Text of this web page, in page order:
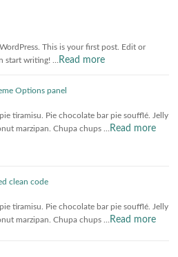
This is your first post. Edit or
start writing! …
Read more
Options panel
tiramisu. Pie chocolate bar pie soufflé. Jelly
marzipan. Chupa chups …
Read more
clean code
tiramisu. Pie chocolate bar pie soufflé. Jelly
marzipan. Chupa chups …
Read more